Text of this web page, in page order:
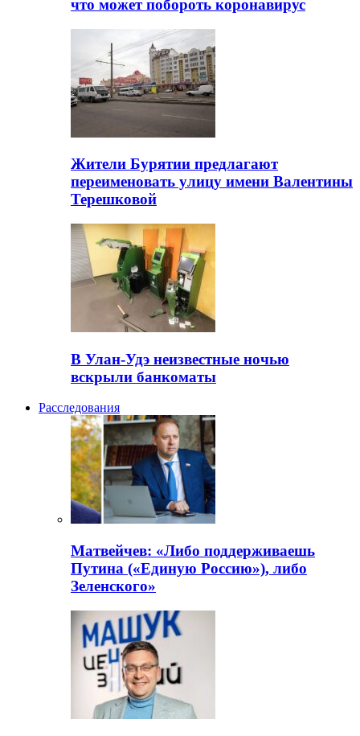
что может побороть коронавирус
Жители Бурятии предлагают
переименовать улицу имени Валентины
Терешковой
В Улан-Удэ неизвестные ночью
вскрыли банкоматы
Расследования
Матвейчев: «Либо поддерживаешь
Путина («Единую Россию»), либо
Зеленского»